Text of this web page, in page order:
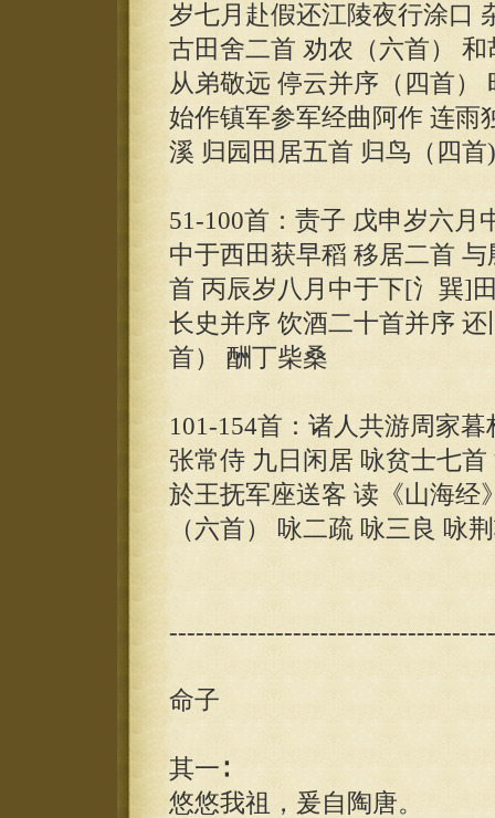
岁七月赴假还江陵夜行涂口
古田舍二首 劝农（六首）
从弟敬远 停云并序（四首）
始作镇军参军经曲阿作 连雨
溪 归园田居五首 归鸟（四首)
51-100首：责子 戊申岁六月
中于西田获早稻 移居二首
首 丙辰岁八月中于下[氵巽]
长史并序 饮酒二十首并序
首） 酬丁柴桑
101-154首：诸人共游周家
张常侍 九日闲居 咏贫士七
於王抚军座送客 读《山海经
（六首） 咏二疏 咏三良 咏
命子
其一∶
悠悠我祖，爰自陶唐。